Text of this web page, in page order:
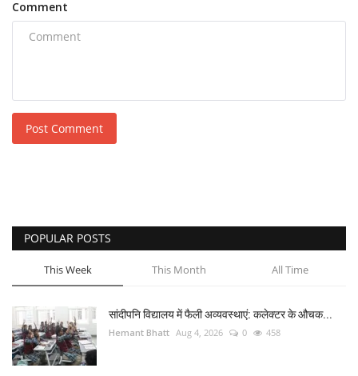
Comment
Post Comment
POPULAR POSTS
This Week This Month All Time
सांदीपनि विद्यालय में फैली अव्यवस्थाएं: कलेक्टर के औचक...
Hemant Bhatt Aug 4, 2026 0 458